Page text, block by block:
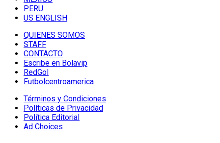
PERU
US ENGLISH
QUIENES SOMOS
STAFF
CONTACTO
Escribe en Bolavip
RedGol
Futbolcentroamerica
Términos y Condiciones
Políticas de Privacidad
Política Editorial
Ad Choices